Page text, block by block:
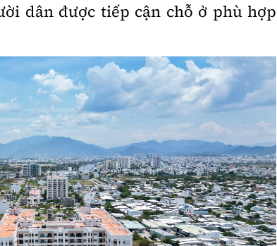
dân được tiếp cận chỗ ở phù hợp